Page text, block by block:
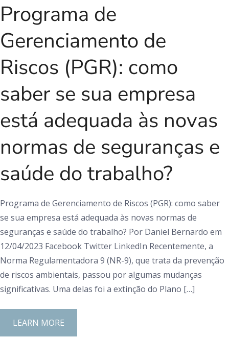
Programa de
Gerenciamento de
Riscos (PGR): como
saber se sua empresa
está adequada às novas
normas de seguranças e
saúde do trabalho?
Programa de Gerenciamento de Riscos (PGR): como saber
se sua empresa está adequada às novas normas de
seguranças e saúde do trabalho? Por Daniel Bernardo em
12/04/2023 Facebook Twitter LinkedIn Recentemente, a
Norma Regulamentadora 9 (NR-9), que trata da prevenção
de riscos ambientais, passou por algumas mudanças
significativas. Uma delas foi a extinção do Plano […]
LEARN MORE